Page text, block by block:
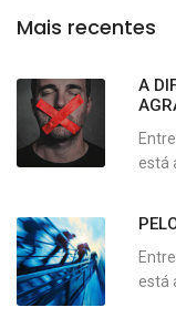
Mais recentes
A
está
está